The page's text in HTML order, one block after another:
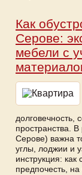
Как
Серове:
мебели с
долговечность,
пространства.
Серове) важна
углы, лоджии и
инструкция: как
предпочесть,